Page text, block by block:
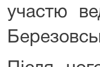
участю